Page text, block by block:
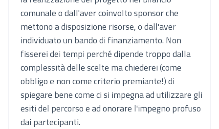
comunale o dall'aver coinvolto sponsor che
mettono a disposizione risorse, o dall'aver
individuato un bando di finanziamento. Non
fisserei dei tempi perché dipende troppo dalla
complessità delle scelte ma chiederei (come
obbligo e non come criterio premiante!) di
spiegare bene come ci si impegna ad utilizzare gli
esiti del percorso e ad onorare l'impegno profuso
dai partecipanti.